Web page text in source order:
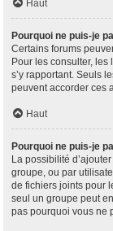
Haut
Pourquoi ne puis-je
Certains forums
Pour les consulter, les
s’y rapportant. Seuls
peuvent accorder ces
Haut
Pourquoi ne puis-je
La possibilité
groupe, ou par
de fichiers joints pour
seul un groupe peut
pas pourquoi vous ne